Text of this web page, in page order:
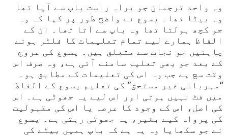
وہ واحد ترجمان جو براہ راست باپ سے آیا تھا
وہ بیٹا تھا۔ یسوع نے واضح طور پر کہا کہ وہ
جو کچھ بولتا تھا وہ باپ سے آتا تھا۔ ان کے
الفاظ ہمارے لیے تمام تعلیمات کا فلٹر ہونے
چاہئیں جو نجات سے متعلق ہیں۔ یسوع کی عروج
کے بعد جو بھی تعلیم سامنے آئی ہے، وہ صرف اس
وقت سچ ہے جب وہ اس کی تعلیمات کے مطابق ہو۔
“مہربانی غیر مستحق” کی تعلیم یسوع کے الفاظ
میں فٹ نہیں ہوتی اور اس لیے یہ جھوٹی ہے۔ اس
کی اصل، اس کے وجود کا عرصہ یا اس کی مقبولیت
کی پرواہ کیے بغیر، یہ جھوٹی رہتی ہے۔ یسوع
نے جو سکھایا وہ یہ ہے کہ باپ ہمیں بیٹے کی